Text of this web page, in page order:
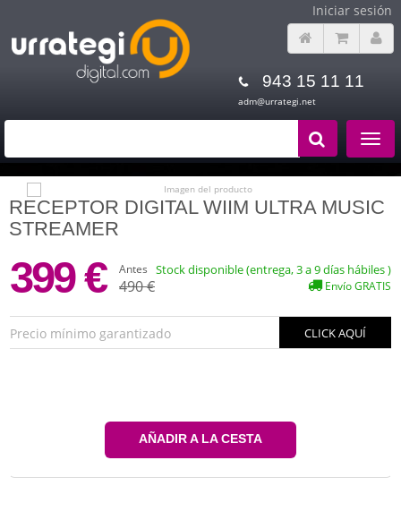
Iniciar sesión
943 15 11 11
adm@urrategi.net
Toggle
RECEPTOR DIGITAL WIIM ULTRA MUSIC
STREAMER
399 € Antes
490 €
Stock disponible (entrega, 3 a 9 días hábiles )
Envío GRATIS
Precio mínimo garantizado CLICK AQUÍ
AÑADIR A LA CESTA